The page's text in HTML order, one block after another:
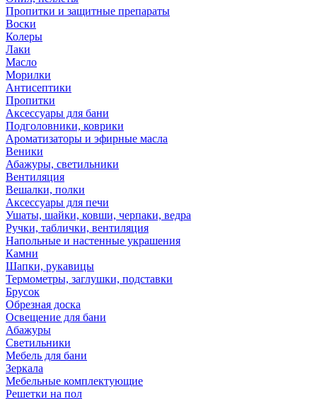
Пропитки и защитные препараты
Воски
Колеры
Лаки
Масло
Морилки
Антисептики
Пропитки
Аксессуары для бани
Подголовники, коврики
Ароматизаторы и эфирные масла
Веники
Абажуры, светильники
Вентиляция
Вешалки, полки
Аксессуары для печи
Ушаты, шайки, ковши, черпаки, ведра
Ручки, таблички, вентиляция
Напольные и настенные украшения
Камни
Шапки, рукавицы
Термометры, заглушки, подставки
Брусок
Обрезная доска
Освещение для бани
Абажуры
Светильники
Мебель для бани
Зеркала
Мебельные комплектующие
Решетки на пол